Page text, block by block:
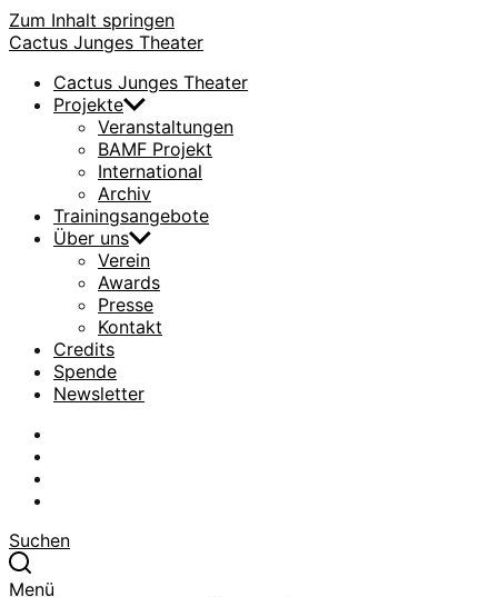
Zum Inhalt springen
Cactus Junges Theater
Cactus Junges Theater
Projekte
Veranstaltungen
BAMF Projekt
International
Archiv
Trainingsangebote
Über uns
Verein
Awards
Presse
Kontakt
Credits
Spende
Newsletter
Suchen
Menü